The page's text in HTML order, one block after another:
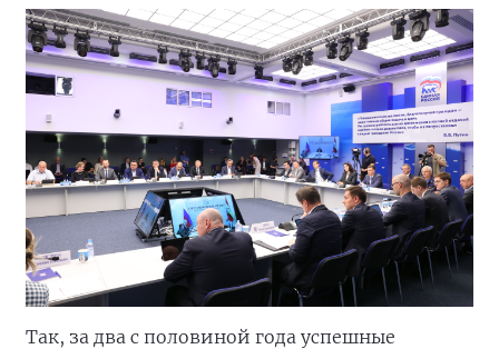
Так, за два с половиной года успешные